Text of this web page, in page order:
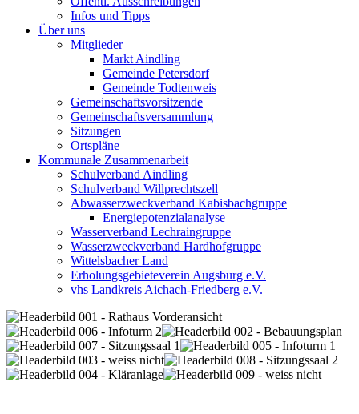
Infos und Tipps
Über uns
Mitglieder
Markt Aindling
Gemeinde Petersdorf
Gemeinde Todtenweis
Gemeinschaftsvorsitzende
Gemeinschaftsversammlung
Sitzungen
Ortspläne
Kommunale Zusammenarbeit
Schulverband Aindling
Schulverband Willprechtszell
Abwasserzweckverband Kabisbachgruppe
Energiepotenzialanalyse
Wasserverband Lechraingruppe
Wasserzweckverband Hardhofgruppe
Wittelsbacher Land
Erholungsgebieteverein Augsburg e.V.
vhs Landkreis Aichach-Friedberg e.V.